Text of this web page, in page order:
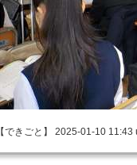
【できごと】 2025-01-10